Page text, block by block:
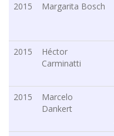
2015
Margarita Bosch
2015
Héctor
Carminatti
2015
Marcelo
Dankert